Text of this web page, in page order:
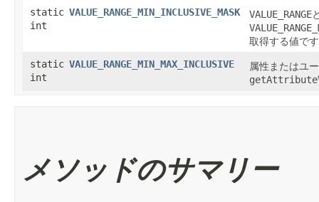
static
int
VALUE_RANGE_MIN_INCLUSIVE_MASK VALUE_RANGE
取得する値で
static
int
VALUE_RANGE_MIN_MAX_INCLUSIVE
属性またはユ
メソッドのサマリー